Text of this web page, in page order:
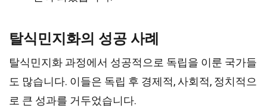
탈식민지화의 성공 사례
탈식민지화 과정에서 성공적으로 독립을 이룬 국가들
도 많습니다. 이들은 독립 후 경제적, 사회적, 정치적으
로 큰 성과를 거두었습니다.